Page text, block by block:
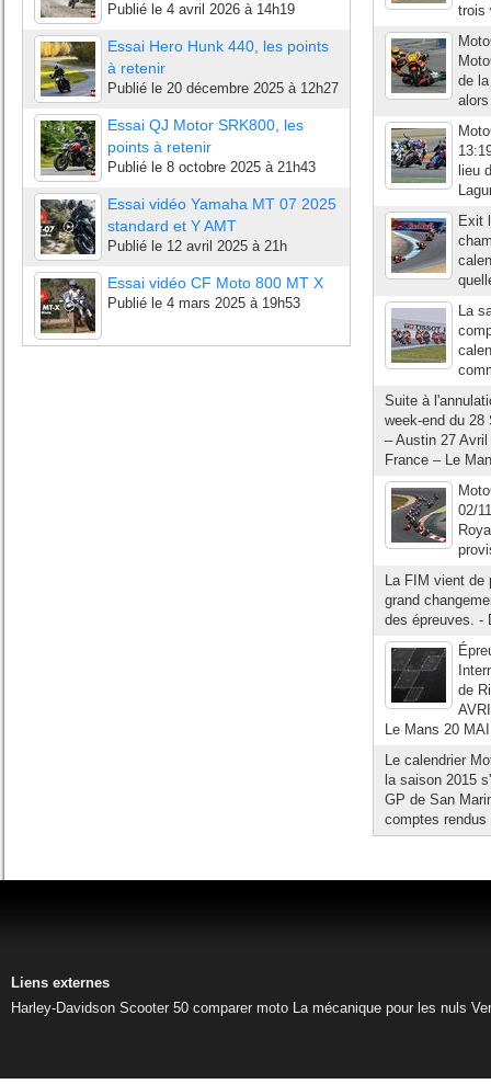
Publié le 4 avril 2026 à 14h19
Essai Hero Hunk 440, les points
à retenir
Publié le 20 décembre 2025 à 12h27
Essai QJ Motor SRK800, les
points à retenir
Publié le 8 octobre 2025 à 21h43
Essai vidéo Yamaha MT 07 2025
standard et Y AMT
Publié le 12 avril 2025 à 21h
Essai vidéo CF Moto 800 MT X
Publié le 4 mars 2025 à 19h53
trois
de
lieu
Exit
La
Suite à
week-end du 28
– Austin 27
France – Le
02/
La FIM vient de
grand
des épreuves. -
de
Le Mans 20
Le calendrier
la saison 2015
GP de San
comptes
Liens externes
Harley-Davidson Scooter 50 comparer moto La mécanique pour les nuls